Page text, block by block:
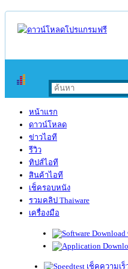
หน้าแรก
ดาวน์โหลด
ข่าวไอที
รีวิว
ทิปส์ไอที
สินค้าไอที
เช็ครอบหนัง
รวมคลิป Thaiware
เครื่องมือ
เช็คความเร็